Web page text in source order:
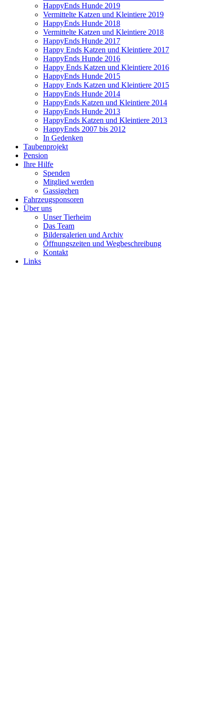
HappyEnds Hunde 2019
Vermittelte Katzen und Kleintiere 2019
HappyEnds Hunde 2018
Vermittelte Katzen und Kleintiere 2018
HappyEnds Hunde 2017
Happy Ends Katzen und Kleintiere 2017
HappyEnds Hunde 2016
Happy Ends Katzen und Kleintiere 2016
HappyEnds Hunde 2015
Happy Ends Katzen und Kleintiere 2015
HappyEnds Hunde 2014
HappyEnds Katzen und Kleintiere 2014
HappyEnds Hunde 2013
HappyEnds Katzen und Kleintiere 2013
HappyEnds 2007 bis 2012
In Gedenken
Taubenprojekt
Pension
Ihre Hilfe
Spenden
Mitglied werden
Gassigehen
Fahrzeugsponsoren
Über uns
Unser Tierheim
Das Team
Bildergalerien und Archiv
Öffnungszeiten und Wegbeschreibung
Kontakt
Links